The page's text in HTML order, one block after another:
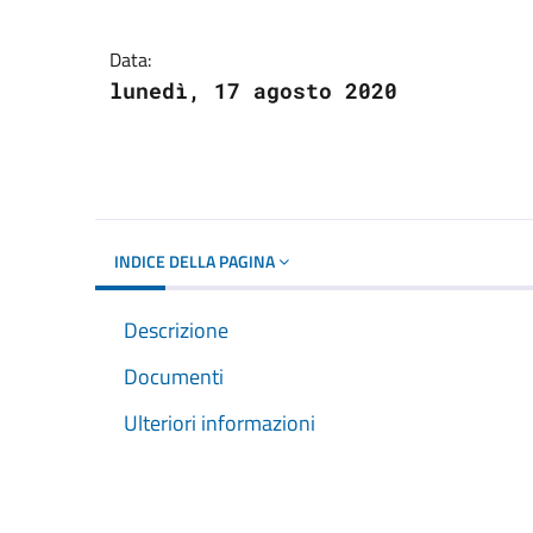
Data:
lunedì, 17 agosto 2020
INDICE DELLA PAGINA
Descrizione
Documenti
Ulteriori informazioni